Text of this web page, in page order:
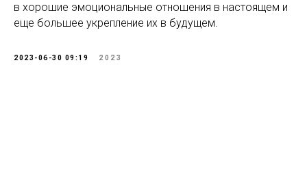
в хорошие эмоциональные отношения в настоящем и
еще большее укрепление их в будущем.
2023-06-30 09:19 2023